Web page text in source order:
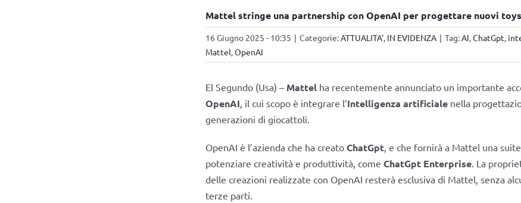
Mattel stringe una partnership con OpenAI per progettare nuovi toys
16 Giugno 2025 - 10:35 | Categorie:ATTUALITA', IN EVIDENZA | Tag:AI,ChatGpt,
Mattel,OpenAI
El Segundo (Usa) – Mattel ha recentemente annunciato un importante
OpenAI , il cui scopo è integrare l’Intelligenza artificialenella
generazioni di giocattoli.
OpenAI è l’azienda che ha creato ChatGpt, e che fornirà a Mattel una
potenziare creatività e produttività, come ChatGpt Enterprise. La
delle creazioni realizzate con OpenAI resterà esclusiva di Mattel, senza
terze parti.